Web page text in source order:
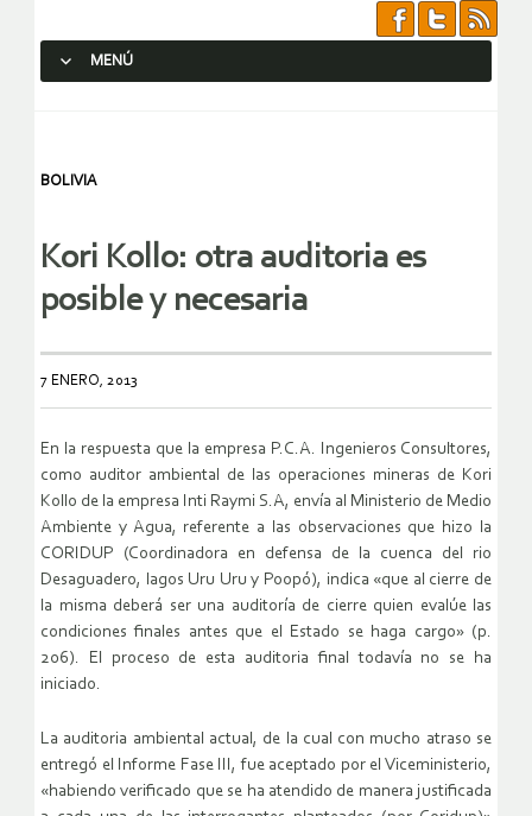
MENÚ
BOLIVIA
Kori Kollo: otra auditoria es
posible y necesaria
7 ENERO, 2013
En la respuesta que la empresa P.C.A. Ingenieros Consultores,
como auditor ambiental de las operaciones mineras de Kori
Kollo de la empresa Inti Raymi S.A, envía al Ministerio de Medio
Ambiente y Agua, referente a las observaciones que hizo la
CORIDUP (Coordinadora en defensa de la cuenca del rio
Desaguadero, lagos Uru Uru y Poopó), indica «que al cierre de
la misma deberá ser una auditoría de cierre quien evalúe las
condiciones finales antes que el Estado se haga cargo» (p.
206). El proceso de esta auditoria final todavía no se ha
iniciado.
La auditoria ambiental actual, de la cual con mucho atraso se
entregó el Informe Fase III, fue aceptado por el Viceministerio,
«habiendo verificado que se ha atendido de manera justificada